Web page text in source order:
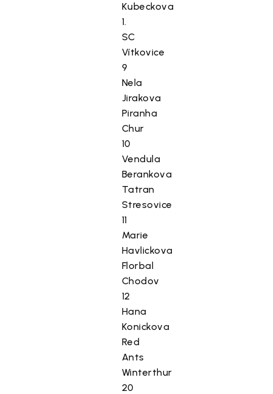
Kubeckova
1.
SC
Vítkovice
9
Nela
Jirakova
Piranha
Chur
10
Vendula
Berankova
Tatran
Stresovice
11
Marie
Havlickova
Florbal
Chodov
12
Hana
Konickova
Red
Ants
Winterthur
20